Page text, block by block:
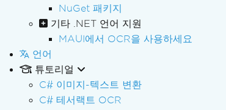
NuGet 패키지
기타 .NET 언어 지원
MAUI에서 OCR을 사용하세요
언어
튜토리얼
C# 이미지-텍스트 변환
C# 테서랙트 OCR